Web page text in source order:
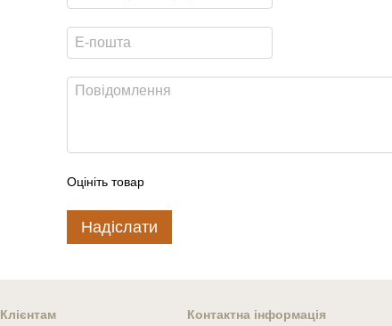
Оцініть товар
Надіслати
Клієнтам Контактна інформація